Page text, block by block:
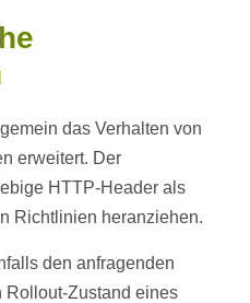
das Verhalten von
erweitert. Der
HTTP-Header als
Richtlinien heranziehen.
den anfragenden
Rollout-Zustand eines